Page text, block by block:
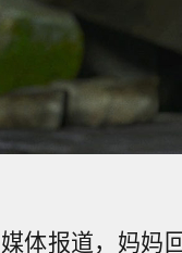
体报道，妈妈